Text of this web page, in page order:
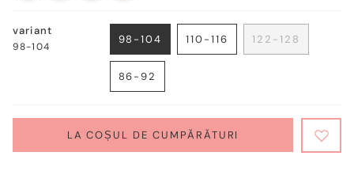
variant
98-104
98-104
VARIANTE
AUSVERKAUFT
ODER
NICHT
110-116
VARIANTE
122-128
VARIANTE
86-92
VARIANTE
ODER
NICHT
VERFÜGBAR
LA COȘUL DE CUMPĂRĂTURI